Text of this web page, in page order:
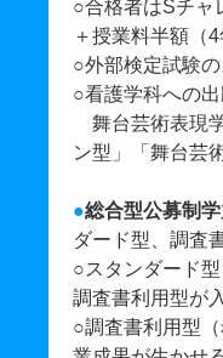
○合格者はSチャ
＋授業料半額（
○外部検定試験
○看護学科への
舞台芸術表現
ン型」「舞台芸
●総合型公募制
ダード型、調査
○スタンダード
調査書利用型が
○調査書利用型